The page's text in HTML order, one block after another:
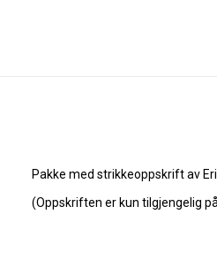
Pakke med strikkeoppskrift av
(Oppskriften er kun tilgjengelig